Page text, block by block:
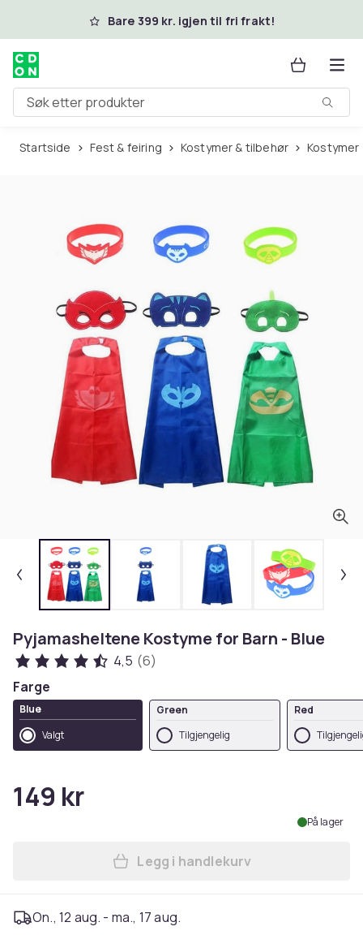
Hopp til hovedinnholdBare 399 kr. igjen til fri frakt!
Søk etter produkter
Startside Fest & feiring Kostymer & tilbehør Kostymer
Pyjamasheltene Kostyme for Barn - Blue
4,5 (6)
Farge
Blue
Valgt
Green
Tilgjengelig
Red
149 kr
På lager
Legg Pyjamasheltene
Legg i handlekurv
On., 12 aug. - ma., 17 aug.